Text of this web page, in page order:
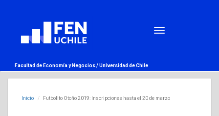
Facultad de Economía y Negocios /Universidad de Chile
Inicio Futbolito Otoño 2019: Inscripciones hasta el 20 de marzo